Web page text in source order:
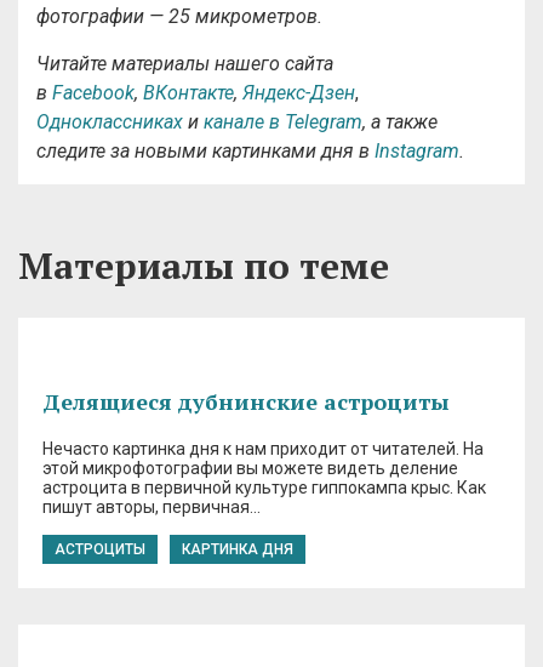
фотографии — 25 микрометров.
Читайте материалы нашего сайта
в Facebook, ВКонтакте, Яндекс-Дзен,
Одноклассниках и канале в Telegram, а также
следите за новыми картинками дня в Instagram.
Материалы по теме
Делящиеся дубнинские астроциты
Нечасто картинка дня к нам приходит от читателей. На
этой микрофотографии вы можете видеть деление
астроцита в первичной культуре гиппокампа крыс. Как
пишут авторы, первичная…
АСТРОЦИТЫ КАРТИНКА ДНЯ